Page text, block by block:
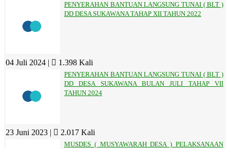
PENYERAHAN BANTUAN LANGSUNG TUNAI ( BLT )
DD DESA SUKAWANA TAHAP XII TAHUN 2022
04 Juli 2024 | 1.398 Kali
PENYERAHAN BANTUAN LANGSUNG TUNAI ( BLT )
DD DESA SUKAWANA BULAN JULI TAHAP VII
TAHUN 2024
23 Juni 2023 | 2.017 Kali
MUSDES ( MUSYAWARAH DESA ) PELAKSANAAN